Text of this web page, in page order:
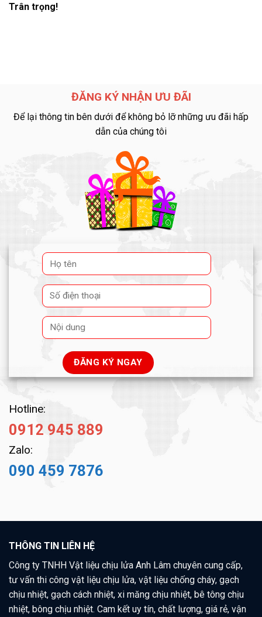
Trân trọng!
ĐĂNG KÝ NHẬN ƯU ĐÃI
Để lại thông tin bên dưới để không bỏ lỡ những ưu đãi hấp
dẫn của chúng tôi
Hotline:
0912 945 889
Zalo:
090 459 7876
THÔNG TIN LIÊN HỆ
Công ty TNHH Vật liệu chịu lửa Anh Lâm chuyên cung cấp,
tư vấn thi công vật liệu chịu lửa, vật liệu chống cháy, gạch
chịu nhiệt, gạch cách nhiệt, xi măng chịu nhiệt, bê tông chịu
nhiệt, bông chịu nhiệt. Cam kết uy tín, chất lượng, giá rẻ, vận